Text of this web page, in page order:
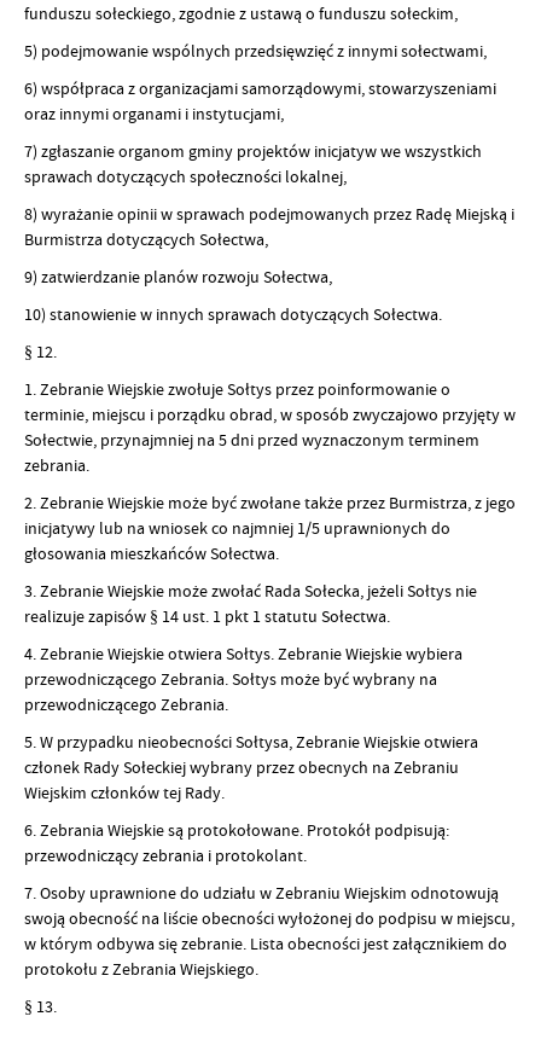
funduszu sołeckiego, zgodnie z ustawą o funduszu sołeckim,
5) podejmowanie wspólnych przedsięwzięć z innymi sołectwami,
6) współpraca z organizacjami samorządowymi, stowarzyszeniami
oraz innymi organami i instytucjami,
7) zgłaszanie organom gminy projektów inicjatyw we wszystkich
sprawach dotyczących społeczności lokalnej,
8) wyrażanie opinii w sprawach podejmowanych przez Radę Miejską i
Burmistrza dotyczących Sołectwa,
9) zatwierdzanie planów rozwoju Sołectwa,
10) stanowienie w innych sprawach dotyczących Sołectwa.
§ 12.
1. Zebranie Wiejskie zwołuje Sołtys przez poinformowanie o
terminie, miejscu i porządku obrad, w sposób zwyczajowo przyjęty w
Sołectwie, przynajmniej na 5 dni przed wyznaczonym terminem
zebrania.
2. Zebranie Wiejskie może być zwołane także przez Burmistrza, z jego
inicjatywy lub na wniosek co najmniej 1/5 uprawnionych do
głosowania mieszkańców Sołectwa.
3. Zebranie Wiejskie może zwołać Rada Sołecka, jeżeli Sołtys nie
realizuje zapisów § 14 ust. 1 pkt 1 statutu Sołectwa.
4. Zebranie Wiejskie otwiera Sołtys. Zebranie Wiejskie wybiera
przewodniczącego Zebrania. Sołtys może być wybrany na
przewodniczącego Zebrania.
5. W przypadku nieobecności Sołtysa, Zebranie Wiejskie otwiera
członek Rady Sołeckiej wybrany przez obecnych na Zebraniu
Wiejskim członków tej Rady.
6. Zebrania Wiejskie są protokołowane. Protokół podpisują:
przewodniczący zebrania i protokolant.
7. Osoby uprawnione do udziału w Zebraniu Wiejskim odnotowują
swoją obecność na liście obecności wyłożonej do podpisu w miejscu,
w którym odbywa się zebranie. Lista obecności jest załącznikiem do
protokołu z Zebrania Wiejskiego.
§ 13.